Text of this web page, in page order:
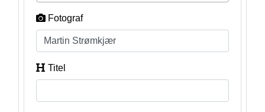
Fotograf
Titel